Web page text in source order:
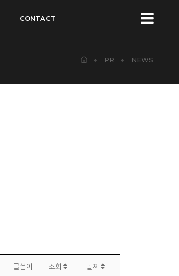
CONTACT
PR NEWS
글쓴이 조회 날짜